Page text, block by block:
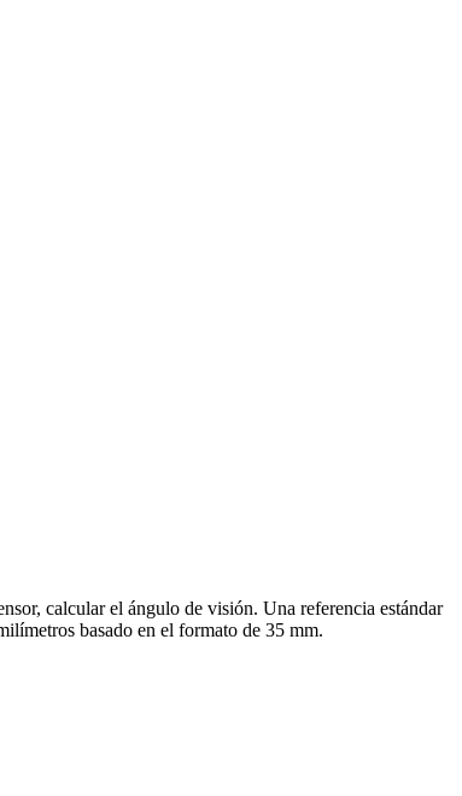
calcular el ángulo de visión. Una referencia estándar
basado en el formato de 35 mm.